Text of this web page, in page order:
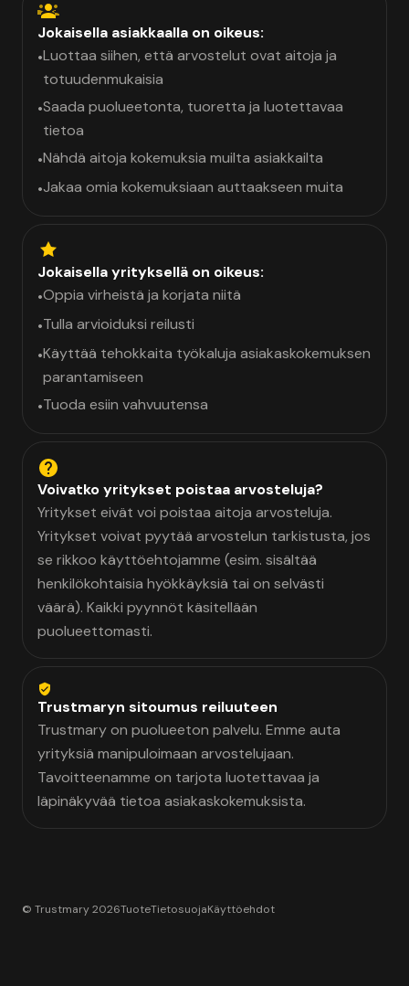
Jokaisella asiakkaalla on oikeus:
•Luottaa siihen, että arvostelut ovat aitoja ja
totuudenmukaisia
•Saada puolueetonta, tuoretta ja luotettavaa
tietoa
•Nähdä aitoja kokemuksia muilta asiakkailta
•Jakaa omia kokemuksiaan auttaakseen muita
Jokaisella yrityksellä on oikeus:
•Oppia virheistä ja korjata niitä
•Tulla arvioiduksi reilusti
•Käyttää tehokkaita työkaluja asiakaskokemuksen
parantamiseen
•Tuoda esiin vahvuutensa
Voivatko yritykset poistaa arvosteluja?
Yritykset eivät voi poistaa aitoja arvosteluja.
Yritykset voivat pyytää arvostelun tarkistusta, jos
se rikkoo käyttöehtojamme (esim. sisältää
henkilökohtaisia hyökkäyksiä tai on selvästi
väärä). Kaikki pyynnöt käsitellään
puolueettomasti.
Trustmaryn sitoumus reiluuteen
Trustmary on puolueeton palvelu. Emme auta
yrityksiä manipuloimaan arvostelujaan.
Tavoitteenamme on tarjota luotettavaa ja
läpinäkyvää tietoa asiakaskokemuksista.
© Trustmary 2026TuoteTietosuojaKäyttöehdot